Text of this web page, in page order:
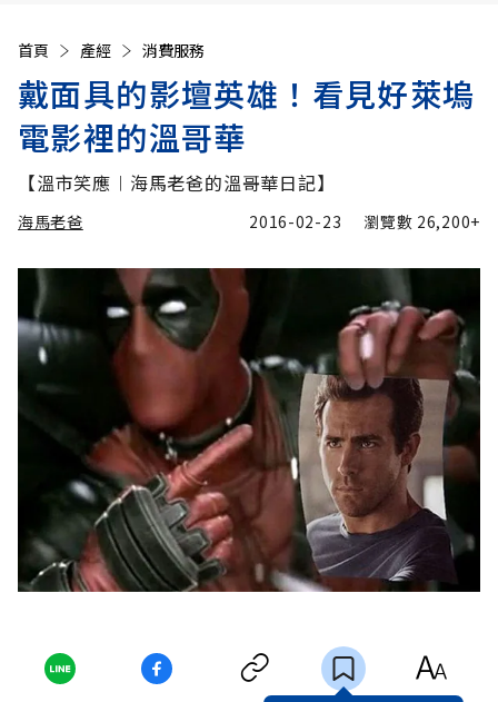
首頁 產經 消費服務
戴面具的影壇英雄！看見好萊塢
電影裡的溫哥華
【溫市笑應︱海馬老爸的溫哥華日記】
海馬老爸 2016-02-23 瀏覽數 26,200+